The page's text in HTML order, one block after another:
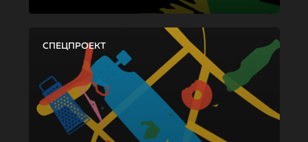
СПЕЦПРОЕКТ